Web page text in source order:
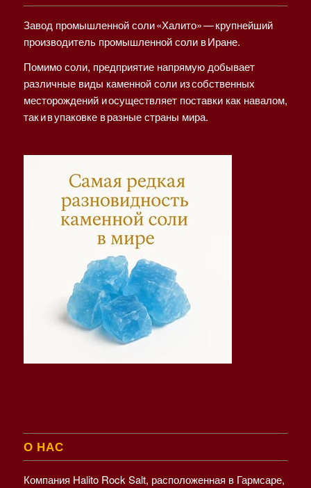
Завод промышленной соли «Халито» — крупнейший
производитель промышленной соли в Иране.
Помимо соли, предприятие напрямую добывает
различные виды каменной соли из собственных
месторождений и осуществляет поставки как навалом,
так и в упаковке в разные страны мира.
О НАС
Компания Halito Rock Salt, расположенная в Гармсаре,